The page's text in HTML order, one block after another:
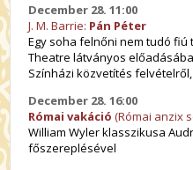
December 28. 11:00
J. M. Barrie: Pán Péter
Egy soha felnőni nem tudó
Theatre látványos
Színházi közvetítés
December 28. 16:00
Római vakáció (Római anzix
William Wyler klasszikusa
főszereplésével